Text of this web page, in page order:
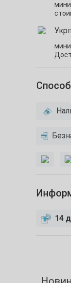
14